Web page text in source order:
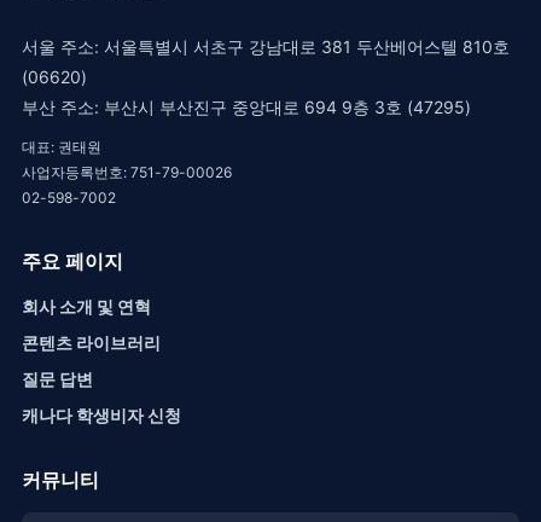
서울 주소: 서울특별시 서초구 강남대로 381 두산베어스텔 810호
(06620)
부산 주소: 부산시 부산진구 중앙대로 694 9층 3호 (47295)
대표: 권태원
사업자등록번호: 751-79-00026
02-598-7002
주요 페이지
회사 소개 및 연혁
콘텐츠 라이브러리
질문 답변
캐나다 학생비자 신청
커뮤니티